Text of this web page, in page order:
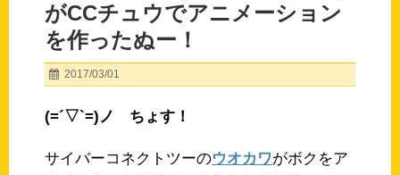
がCCチュウでアニメーション
を作ったぬー！
2017/03/01
(=´▽`=)ノ ちょす！
サイバーコネクトツーのウオカワがボクをア